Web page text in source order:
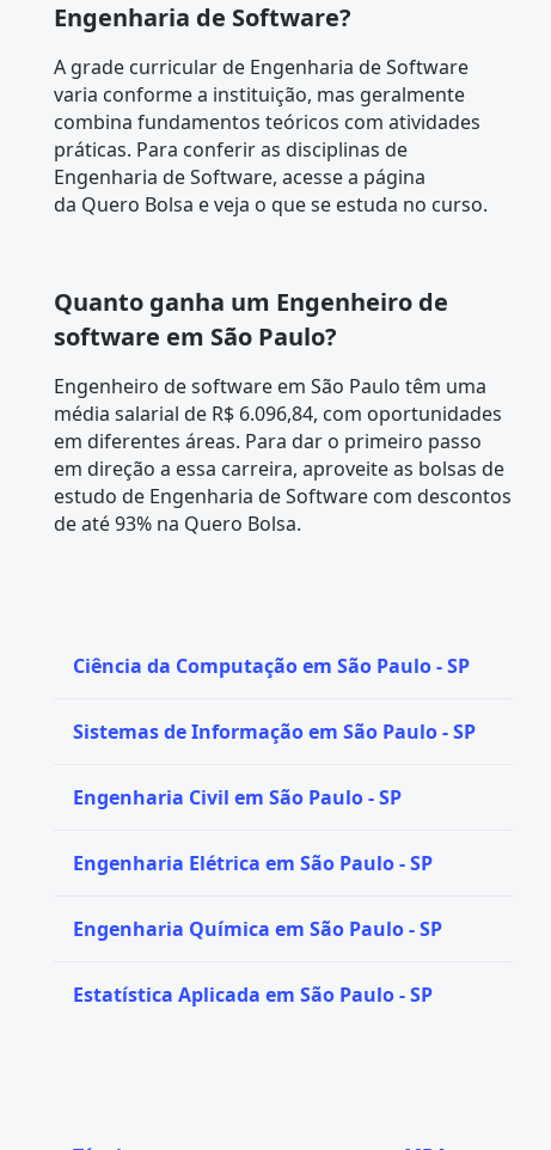
Engenharia de Software?
A grade curricularde Engenharia de Software
varia conforme a instituição, mas geralmente
combina fundamentos teóricos com atividades
práticas. Para conferir as disciplinas de
Engenharia de Software, acesse a página
da Quero Bolsa e veja o que se estuda no curso.
Quanto ganha um Engenheiro de
software em São Paulo?
Engenheiro de software em São Paulo têm uma
média salarial de R$ 6.096,84, com oportunidades
em diferentes áreas. Para dar o primeiro passo
em direção a essa carreira, aproveite as bolsas de
estudo de Engenharia de Software com descontos
de até 93% na Quero Bolsa.
Ciência da Computação em São Paulo - SP
Sistemas de Informação em São Paulo - SP
Engenharia Civil em São Paulo - SP
Engenharia Elétrica em São Paulo - SP
Engenharia Química em São Paulo - SP
Estatística Aplicada em São Paulo - SP